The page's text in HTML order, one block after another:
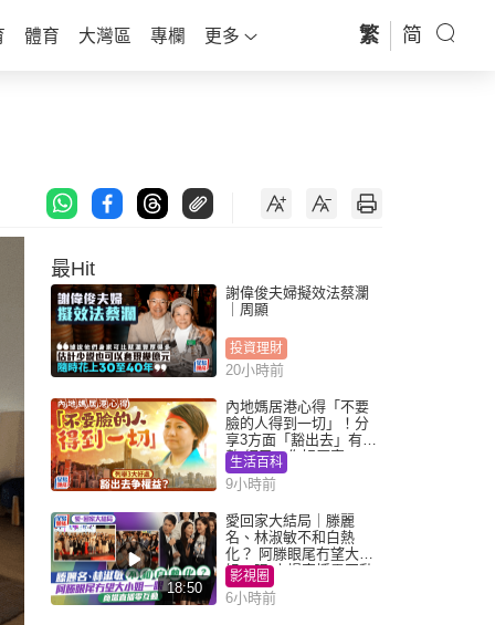
體育 大灣區 專欄 更多 繁 简
最Hit
謝偉俊夫婦擬效法蔡瀾
｜周顯
投資理財
20小時前
內地媽居港心得「不要
臉的人得到一切」！分
享3方面「豁出去」有著
數 網民：你好厲害
生活百科
9小時前
18:50
愛回家大結局｜滕麗
名、林淑敏不和白熱
化？ 阿滕眼尾冇望大小
姐一眼 商場直播零互動
影視圈
6小時前